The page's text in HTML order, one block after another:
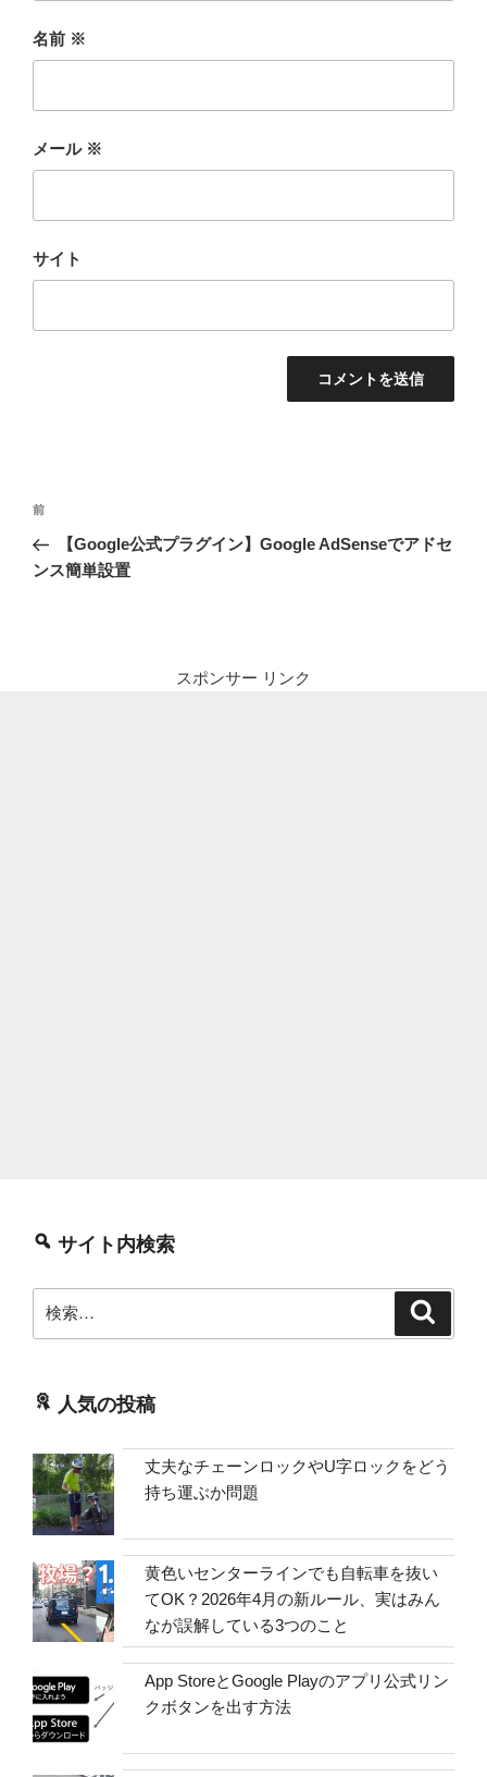
名前 ※
メール ※
サイト
投
ナ
前
の
投
前
【Google公式プラグイン】Google AdSenseでアドセ
ンス簡単設置
スポンサー リンク
サイト内検索
索:
人気の投稿
丈夫なチェーンロックやU字ロックをどう
持ち運ぶか問題
黄色いセンターラインでも自転車を抜い
てOK？2026年4月の新ルール、実はみん
なが誤解している3つのこと
App StoreとGoogle Playのアプリ公式リン
クボタンを出す方法